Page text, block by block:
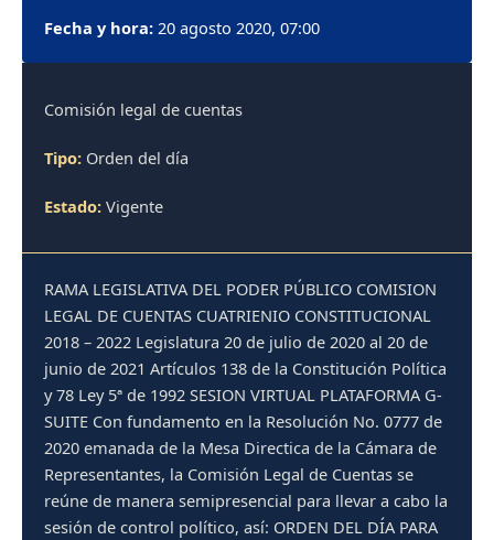
Fecha y hora: 20 agosto 2020, 07:00
Comisión legal de cuentas
Tipo: Orden del día
Estado: Vigente
RAMA LEGISLATIVA DEL PODER PÚBLICO COMISION
LEGAL DE CUENTAS CUATRIENIO CONSTITUCIONAL
2018 – 2022 Legislatura 20 de julio de 2020 al 20 de
junio de 2021 Artículos 138 de la Constitución Política
y 78 Ley 5ª de 1992 SESION VIRTUAL PLATAFORMA G-
SUITE Con fundamento en la Resolución No. 0777 de
2020 emanada de la Mesa Directica de la Cámara de
Representantes, la Comisión Legal de Cuentas se
reúne de manera semipresencial para llevar a cabo la
sesión de control político, así: ORDEN DEL DÍA PARA